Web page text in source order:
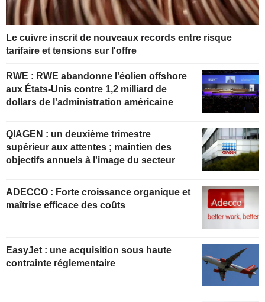
Le cuivre inscrit de nouveaux records entre risque
tarifaire et tensions sur l'offre
RWE : RWE abandonne l'éolien offshore
aux États-Unis contre 1,2 milliard de
dollars de l'administration américaine
QIAGEN : un deuxième trimestre
supérieur aux attentes ; maintien des
objectifs annuels à l'image du secteur
ADECCO : Forte croissance organique et
maîtrise efficace des coûts
EasyJet : une acquisition sous haute
contrainte réglementaire